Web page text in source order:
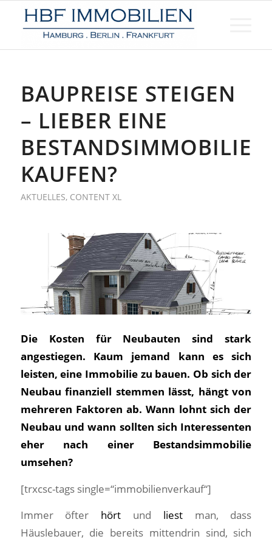
BAUPREISE STEIGEN
– LIEBER EINE
BESTANDSIMMOBILIE
KAUFEN?
AKTUELLES, CONTENT XL
Die Kosten für Neubauten sind stark
angestiegen. Kaum jemand kann es sich
leisten, eine Immobilie zu bauen. Ob sich der
Neubau finanziell stemmen lässt, hängt von
mehreren Faktoren ab. Wann lohnt sich der
Neubau und wann sollten sich Interessenten
eher nach einer Bestandsimmobilie
umsehen?
[trxcsc-tags single=“immobilienverkauf“]
Immer öfter hört und liestman, dass
Häuslebauer, die bereits mittendrin sind, sich